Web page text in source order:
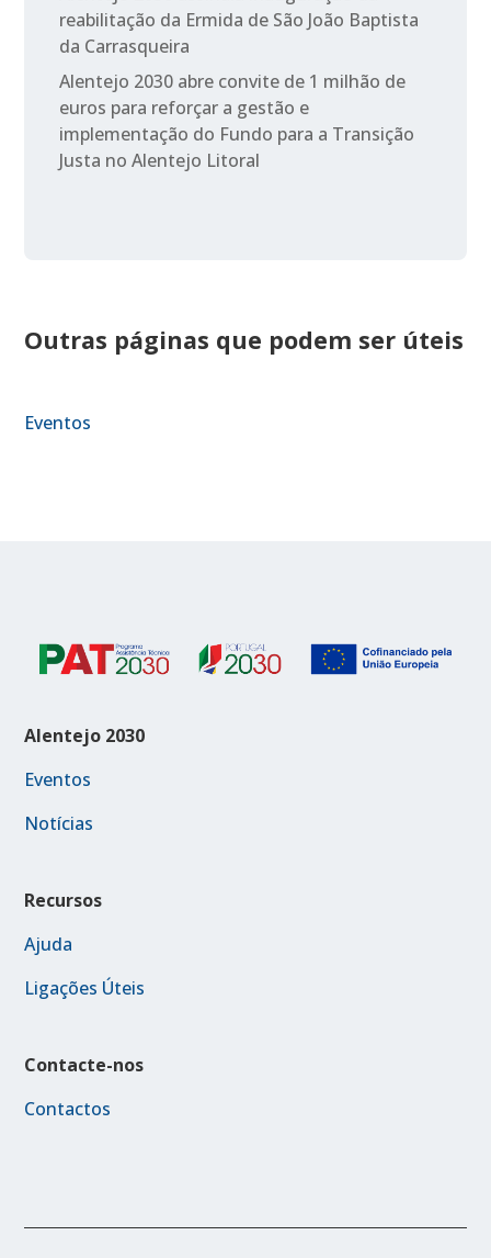
reabilitação da Ermida de São João Baptista
da Carrasqueira
Alentejo 2030 abre convite de 1 milhão de
euros para reforçar a gestão e
implementação do Fundo para a Transição
Justa no Alentejo Litoral
Outras páginas que podem ser úteis
Eventos
Alentejo 2030
Eventos
Notícias
Recursos
Ajuda
Ligações Úteis
Contacte-nos
Contactos